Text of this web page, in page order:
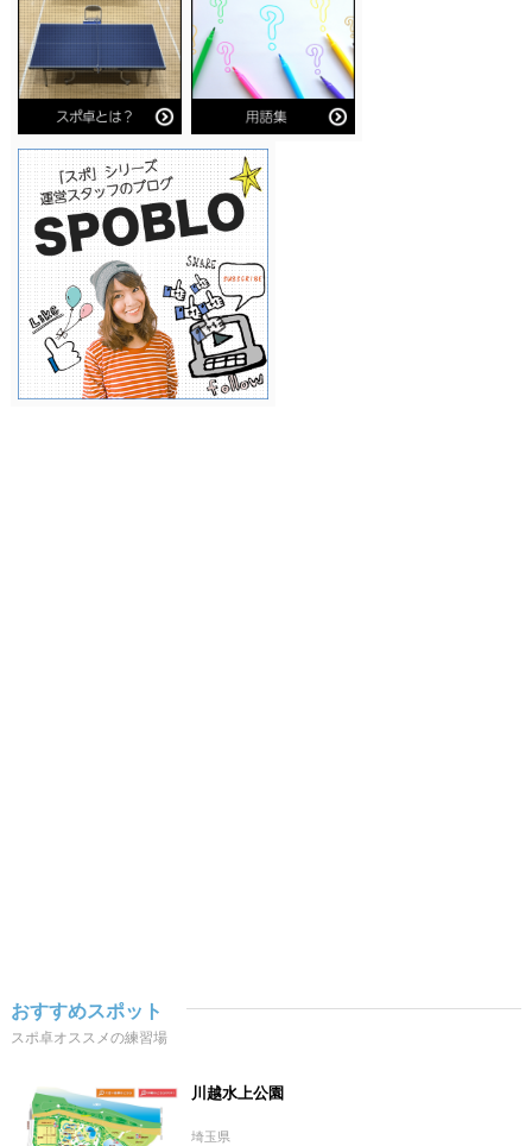
おすすめスポット
スポ卓オススメの練習場
川越水上公園
埼玉県